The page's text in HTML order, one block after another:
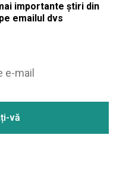
importante știri din
emailul dvs